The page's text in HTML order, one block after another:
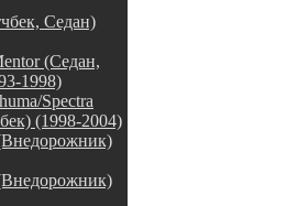
Седан)
(Седан,
1998)
Spectra
(1998-2004)